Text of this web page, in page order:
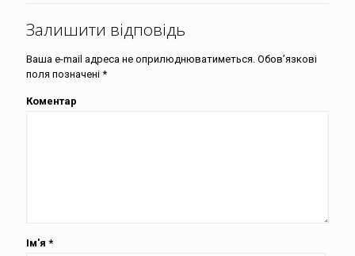
Залишити відповідь
Ваша e-mail адреса не оприлюднюватиметься. Обов’язкові
поля позначені *
Коментар
Ім'я *